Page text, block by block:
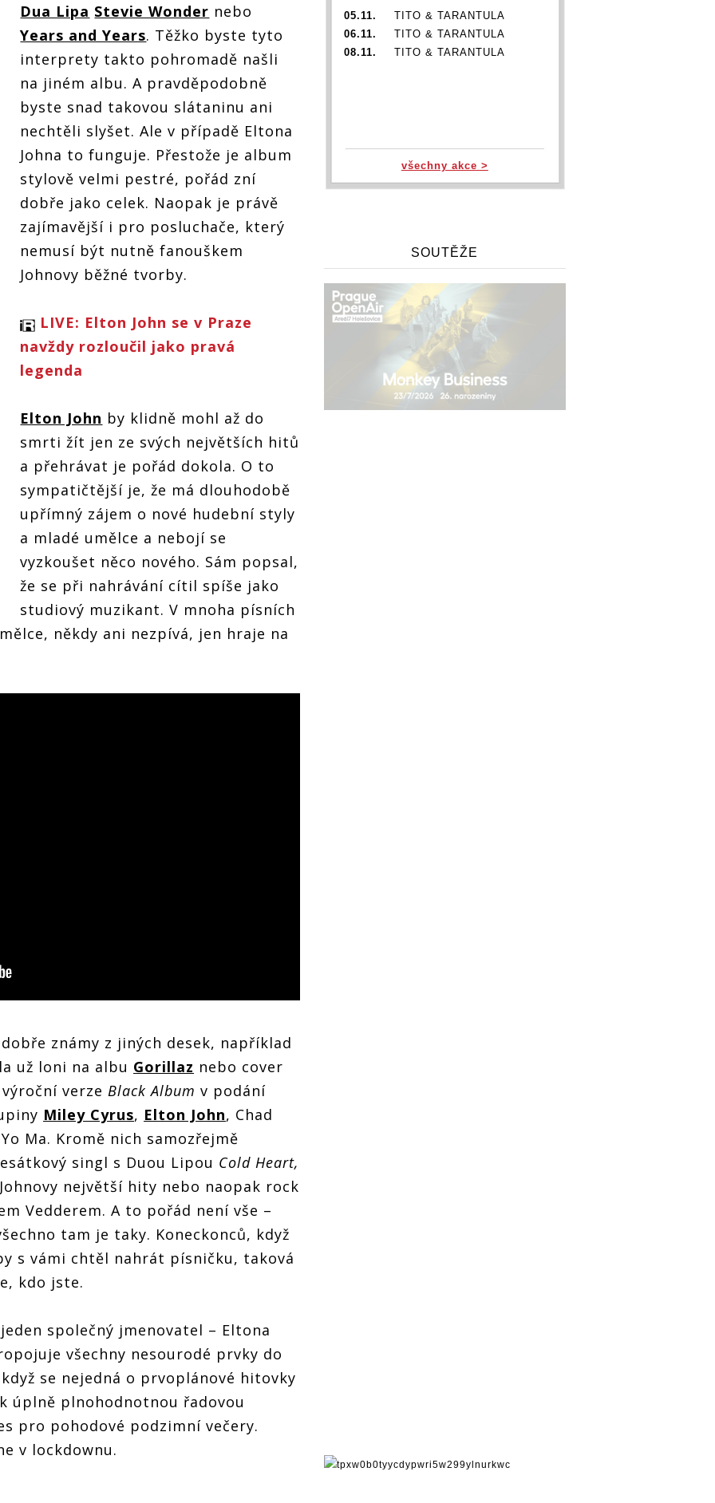
Dua Lipa Stevie Wonder nebo
Years and Years. Těžko byste tyto
interprety takto pohromadě našli
na jiném albu. A pravděpodobně
byste snad takovou slátaninu ani
nechtěli slyšet. Ale v případě Eltona
Johna to funguje. Přestože je album
stylově velmi pestré, pořád zní
dobře jako celek. Naopak je právě
zajímavější i pro posluchače, který
nemusí být nutně fanouškem
Johnovy běžné tvorby.
LIVE: Elton John se v Praze
navždy rozloučil jako pravá
legenda
Elton John by klidně mohl až do
smrti žít jen ze svých největších hitů
a přehrávat je pořád dokola. O to
sympatičtější je, že má dlouhodobě
upřímný zájem o nové hudební styly
a mladé umělce a nebojí se
vyzkoušet něco nového. Sám popsal,
že se při nahrávání cítil spíše jako
studiový muzikant. V mnoha písních
někdy ani nezpívá, jen hraje na
známy z jiných desek, například
už loni na albu Gorillaz nebo cover
výroční verze Black Album v podání
Miley Cyrus, Elton John, Chad
Ma. Kromě nich samozřejmě
singl s Duou Lipou Cold Heart,
největší hity nebo naopak rock
Vedderem. A to pořád není vše –
tam je taky. Koneckonců, když
s vámi chtěl nahrát písničku, taková
kdo jste.
společný jmenovatel – Eltona
všechny nesourodé prvky do
se nejedná o prvoplánové hitovky
úplně plnohodnotnou řadovou
pro pohodové podzimní večery.
v lockdownu.
05.11.
TITO & TARANTULA
06.11.
TITO & TARANTULA
08.11.
TITO & TARANTULA
všechny akce >
SOUTĚŽE